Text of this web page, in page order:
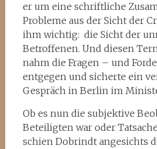
er um eine schriftliche
Probleme aus der Sicht der
ihm wichtig: die Sicht der
Betroffenen. Und diesen
nahm die Fragen – und
entgegen und sicherte ein
Gespräch in Berlin im
Ob es nun die subjektive
Beteiligten war oder
schien Dobrindt angesichts